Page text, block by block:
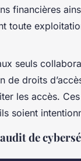
financières
toute
seuls
de droits
les accès.
soient
de